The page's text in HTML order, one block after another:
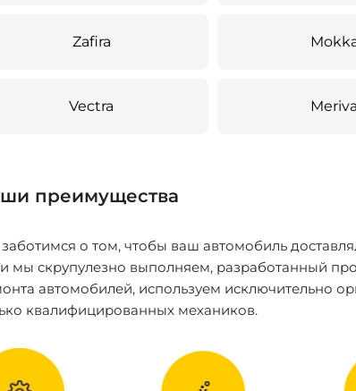
Zafira
Vectra Meriva
преимущества
о том, чтобы ваш автомобиль
мы скрупулезно выполняем, разработанный
автомобилей, используем исключительно
квалифицированных механиков.